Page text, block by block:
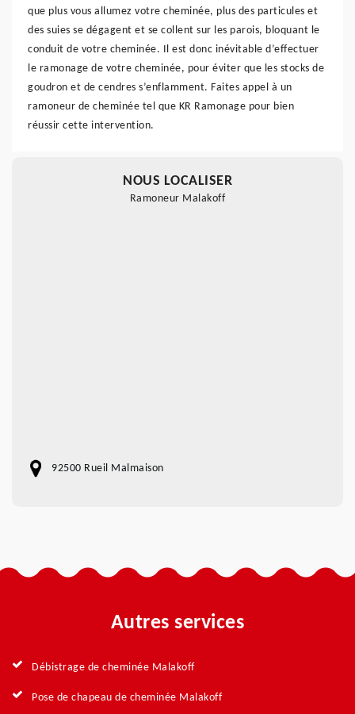
que plus vous allumez votre cheminée, plus des particules et
des suies se dégagent et se collent sur les parois, bloquant le
conduit de votre cheminée. Il est donc inévitable d’effectuer
le ramonage de votre cheminée, pour éviter que les stocks de
goudron et de cendres s’enflamment. Faites appel à un
ramoneur de cheminée tel que KR Ramonage pour bien
réussir cette intervention.
NOUS LOCALISER
Ramoneur Malakoff
92500 Rueil Malmaison
Autres services
Débistrage de cheminée Malakoff
Pose de chapeau de cheminée Malakoff